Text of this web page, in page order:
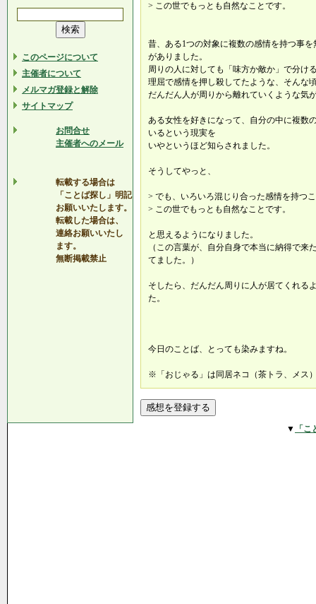
このページについて
主催者について
メルマガ登録と解除
サイトマップ
お問合せ
主催者へのメール
転載する場合は
「ことば探し」明記
お願いいたします。
転載した場合は、
連絡お願いいたし
ます。
無断掲載禁止
> この世でもっとも自然なことです。
昔、ある1つの対象に複数の感情を持つ事
がありました。
周りの人に対しても「味方か敵か」で分け
理屈で感情を押し殺してたような、そんな
だんだん人が周りから離れていくような気
ある女性を好きになって、自分の中に複数
いるという現実を
いやというほど知らされました。
そうしてやっと、
> でも、いろいろ混じり合った感情を持つ
> この世でもっとも自然なことです。
と思えるようになりました。
（この言葉が、自分自身で本当に納得で来
てました。）
そしたら、だんだん周りに人が居てくれる
た。
今日のことば、とっても染みますね。
※「おじゃる」は同居ネコ（茶トラ、メス
▼ 「